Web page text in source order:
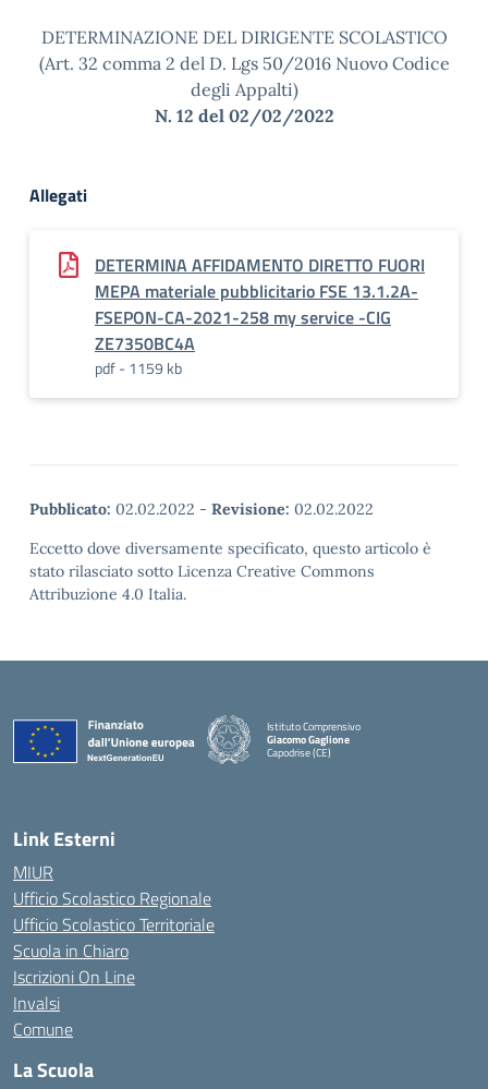
DETERMINAZIONE DEL DIRIGENTE SCOLASTICO
(Art. 32 comma 2 del D. Lgs 50/2016 Nuovo Codice
degli Appalti)
N. 12 del 02/02/2022
Allegati
DETERMINA AFFIDAMENTO DIRETTO FUORI
MEPA materiale pubblicitario FSE 13.1.2A-
FSEPON-CA-2021-258 my service -CIG
ZE7350BC4A
pdf - 1159 kb
Pubblicato: 02.02.2022 - Revisione: 02.02.2022
Eccetto dove diversamente specificato, questo articolo è
stato rilasciato sotto Licenza Creative Commons
Attribuzione 4.0 Italia.
Istituto Comprensivo
Giacomo Gaglione
Capodrise (CE)
— Visita la pagina iniziale della scuola
Link Esterni
MIUR
Ufficio Scolastico Regionale
Ufficio Scolastico Territoriale
Scuola in Chiaro
Iscrizioni On Line
Invalsi
Comune
La Scuola